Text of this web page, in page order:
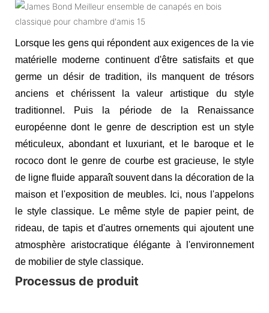
Lorsque les gens qui répondent aux exigences de la vie
matérielle moderne continuent d'être satisfaits et que
germe un désir de tradition, ils manquent de trésors
anciens et chérissent la valeur artistique du style
traditionnel. Puis la période de la Renaissance
européenne dont le genre de description est un style
méticuleux, abondant et luxuriant, et le baroque et le
rococo dont le genre de courbe est gracieuse, le style
de ligne fluide apparaît souvent dans la décoration de la
maison et l'exposition de meubles. Ici, nous l'appelons
le style classique. Le même style de papier peint, de
rideau, de tapis et d'autres ornements qui ajoutent une
atmosphère aristocratique élégante à l'environnement
de mobilier de style classique.
Processus de produit